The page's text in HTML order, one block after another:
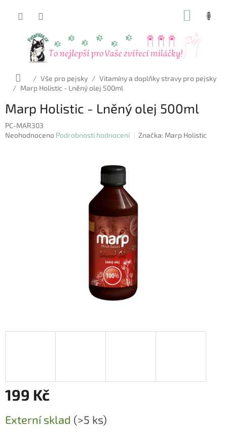
Domů
/ Vše pro pejsky / Vitamíny a doplňky stravy pro pejsky
/ Marp Holistic - Lněný olej 500ml
Marp Holistic - Lněný olej 500ml
PC-MAR303
Průměrné
Neohodnoceno Podrobnosti hodnocení Značka: Marp Holistic
199 Kč
cena:
Externí sklad (>5 ks)